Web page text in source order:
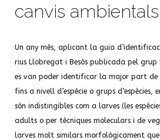
canvis ambientals
Un any més, aplicant la guia
rius Llobregat i Besòs publicada pel grup
es van poder identificar la major part de
fins a nivell d’espècie o grups d’espècies,
són indistingibles com a larves (les
adults o per tècniques moleculars i de
larves molt similars morfològicament